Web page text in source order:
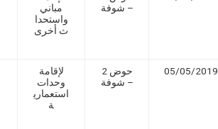
– شوفة
مباني
واستحدا
ث أخرى
05/05/2019
حوض 2
– شوفة
لإقامة
وحدات
استعماري
ة